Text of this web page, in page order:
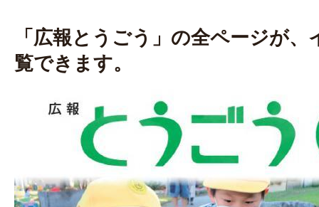
「広報とうごう」の全ページが
覧できます。